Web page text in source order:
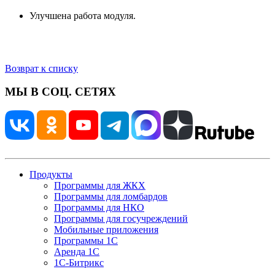
Улучшена работа модуля.
Возврат к списку
МЫ В СОЦ. СЕТЯХ
Продукты
Программы для ЖКХ
Программы для ломбардов
Программы для НКО
Программы для госучреждений
Мобильные приложения
Программы 1С
Аренда 1С
1С-Битрикс